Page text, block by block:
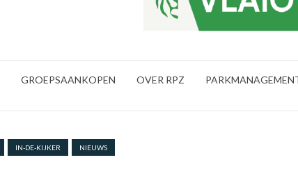
GROEPSAANKOPEN OVER RPZ
IN-DE-KIJKER NIEUWS